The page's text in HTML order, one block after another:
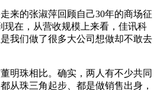
的张淑萍回顾自己30年的商场征
现在，从营收规模上来看，佳讯科
我们做了很多大公司想做却不敢去
珠相比。确实，两人有不少共同
从珠三角起步、都是做销售出身，